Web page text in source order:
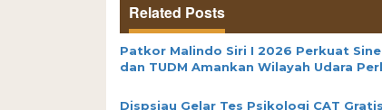
Related Posts
Patkor Malindo Siri I 2026 Perkuat
dan TUDM Amankan Wilayah Udara
Dispsiau Gelar Tes Psikologi CAT